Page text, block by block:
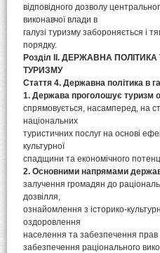
відповідного дозволу
виконавчої влади в
галузі туризму забороняється і
порядку.
Розділ II. ДЕРЖАВНА
ТУРИЗМУ
Стаття 4. Державна політика в
1. Держава проголошує туризм
спрямовується, насамперед, на
національних
туристичних послуг на основі
культурної
спадщини та економічного
2. Основними напрямами
залучення громадян до
дозвілля,
ознайомлення з історико-
оздоровлення
населення та забезпечення прав
забезпечення раціонального